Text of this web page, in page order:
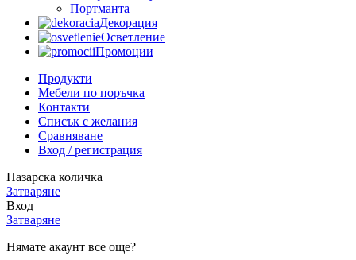
Портманта
Декорация
Осветление
Промоции
Продукти
Мебели по поръчка
Контакти
Списък с желания
Сравняване
Вход / регистрация
Пазарска количка
Затваряне
Вход
Затваряне
Нямате акаунт все още?